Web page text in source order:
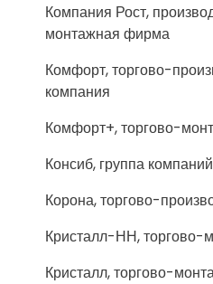
Компания Рост,
монтажная фирма
Комфорт, торгово-
компания
Комфорт+, торгово-
Консиб, группа компаний
Корона, торгово-
Кристалл-НН, торгово-
Кристалл, торгово-